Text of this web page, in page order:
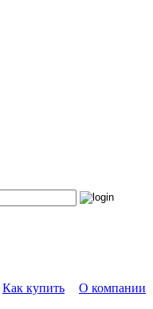
Как купить
О компании